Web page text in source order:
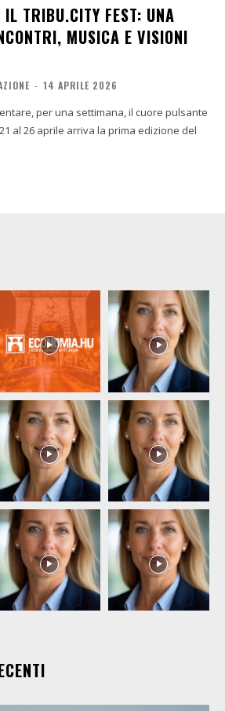
TRIBU.CITY FEST: UNA
MUSICA E VISIONI
- 14 APRILE 2026
per una settimana, il cuore pulsante
al 26 aprile arriva la prima edizione del